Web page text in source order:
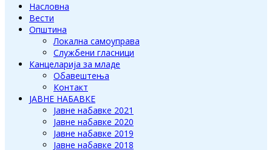
Насловна
Вести
Општина
Локална самоуправа
Службени гласници
Канцеларија за младе
Обавештења
Контакт
ЈАВНЕ НАБАВКЕ
Јавне набавке 2021
Јавне набавке 2020
Јавне набавке 2019
Јавне набавке 2018